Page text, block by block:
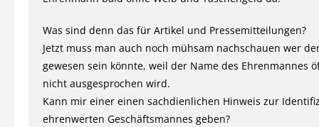
Was sind denn das für Artikel und Pressemitteilungen?
Jetzt muss man auch noch mühsam nachschauen wer
gewesen sein könnte, weil der Name des Ehrenmannes
nicht ausgesprochen wird.
Kann mir einer einen sachdienlichen Hinweis zur
ehrenwerten Geschäftsmannes geben?